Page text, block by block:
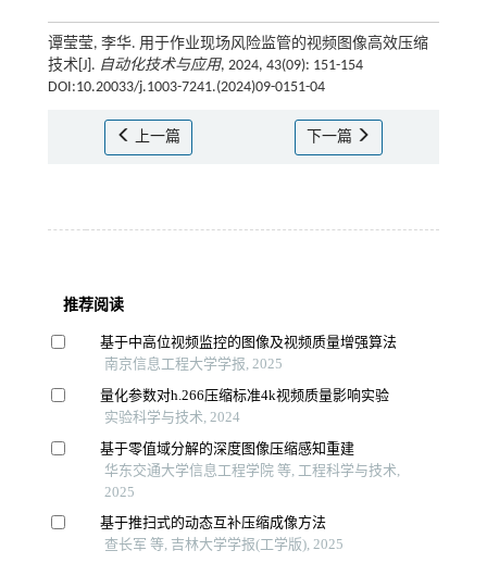
谭莹莹, 李华. 用于作业现场风险监管的视频图像高效压缩
技术[J]. 自动化技术与应用, 2024, 43(09): 151-154
DOI:10.20033/j.1003-7241.(2024)09-0151-04
上一篇 下一篇